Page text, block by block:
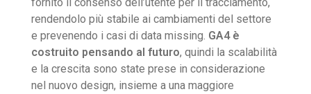
rendendolo più stabile ai cambiamenti del settore
e prevenendo i casi di data missing. GA4 è
costruito pensando al futuro, quindi la scalabilità
e la crescita sono state prese in considerazione
nel nuovo design, insieme a una maggiore